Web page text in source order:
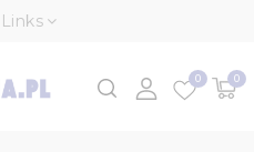
0
0